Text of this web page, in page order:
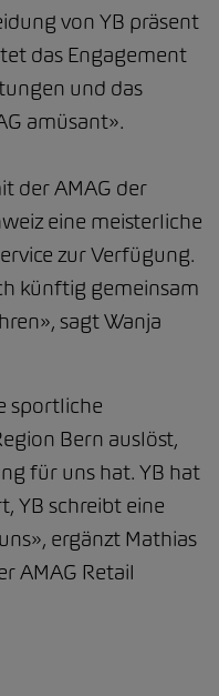
von YB präsent
das Engagement
und das
amüsant».
der AMAG der
eine meisterliche
zur Verfügung.
künftig gemeinsam
sagt Wanja
sportliche
Bern auslöst,
für uns hat. YB hat
YB schreibt eine
ergänzt Mathias
AMAG Retail